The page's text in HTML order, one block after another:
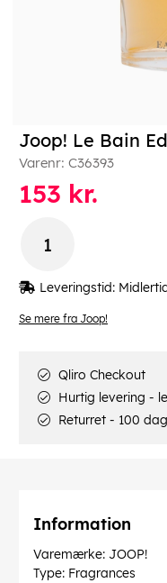
Se mere fra Joop!
Joop! Le Bain
Varenr: C36393
153 kr.
Leveringstid:
Qliro Checkout
Hurtig levering -
Returret - 100
Information
Varemærke: JOOP!
Type: Fragrances